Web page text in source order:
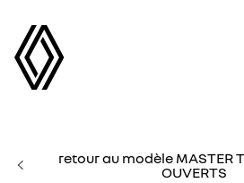
retour au modèle MASTER
OUVERTS